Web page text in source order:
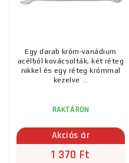
Egy darab króm-vanádium
acélból kovácsolták, két réteg
nikkel és egy réteg krómmal
kezelve ...
RAKTÁRON
Akciós ár
1 370 Ft